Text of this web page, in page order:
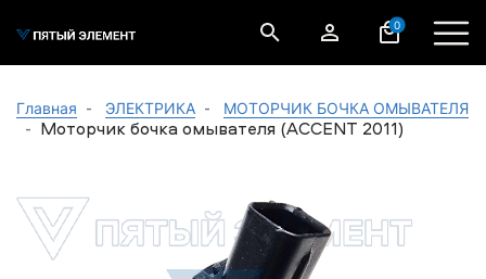
0
Главная ЭЛЕКТРИКА МОТОРЧИК БОЧКА ОМЫВАТЕЛЯ
Моторчик бочка омывателя (ACCENT 2011)